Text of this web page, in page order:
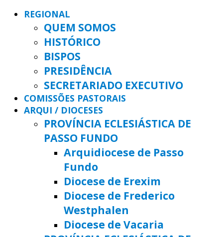
REGIONAL
QUEM SOMOS
HISTÓRICO
BISPOS
PRESIDÊNCIA
SECRETARIADO EXECUTIVO
COMISSÕES PASTORAIS
ARQUI / DIOCESES
PROVÍNCIA ECLESIÁSTICA DE
PASSO FUNDO
Arquidiocese de Passo
Fundo
Diocese de Erexim
Diocese de Frederico
Westphalen
Diocese de Vacaria